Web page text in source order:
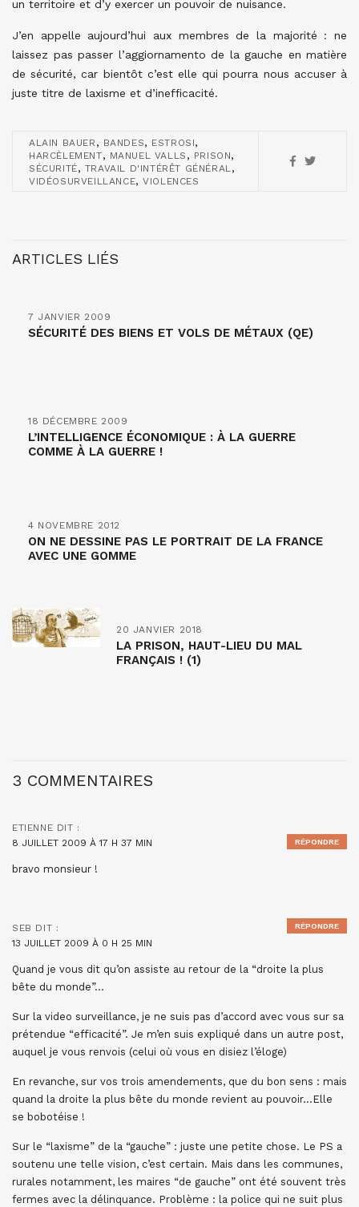
un territoire et d’y exercer un pouvoir de nuisance.
J’en appelle aujourd’hui aux membres de la majorité : ne
laissez pas passer l’aggiornamento de la gauche en matière
de sécurité, car bientôt c’est elle qui pourra nous accuser à
juste titre de laxisme et d’inefficacité.
ALAIN BAUER , BANDES, ESTROSI,
HARCÈLEMENT, MANUEL VALLS , PRISON,
SÉCURITÉ, TRAVAIL D'INTÉRÊT GÉNÉRAL,
VIDÉOSURVEILLANCE,VIOLENCES
ARTICLES LIÉS
7 JANVIER 2009
SÉCURITÉ DES BIENS ET VOLS DE MÉTAUX (QE)
18 DÉCEMBRE 2009
L’INTELLIGENCE ÉCONOMIQUE : À LA GUERRE
COMME À LA GUERRE !
4 NOVEMBRE 2012
ON NE DESSINE PAS LE PORTRAIT DE LA FRANCE
AVEC UNE GOMME
20 JANVIER 2018
LA PRISON, HAUT-LIEU DU MAL
FRANÇAIS ! (1)
3 COMMENTAIRES
ETIENNE DIT :
8 JUILLET 2009 À 17 H 37 MIN
bravo monsieur !
RÉPONDRE
SEB DIT :
13 JUILLET 2009 À 0 H 25 MIN
Quand je vous dit qu’on assiste au retour de la “droite la plus
bête du monde”…
Sur la video surveillance, je ne suis pas d’accord avec vous sur sa
prétendue “efficacité”. Je m’en suis expliqué dans un autre post,
auquel je vous renvois (celui où vous en disiez l’éloge)
En revanche, sur vos trois amendements, que du bon sens : mais
quand la droite la plus bête du monde revient au pouvoir…Elle
se bobotéise !
Sur le “laxisme” de la “gauche” : juste une petite chose. Le PS a
soutenu une telle vision, c’est certain. Mais dans les communes,
rurales notamment, les maires “de gauche” ont été souvent très
fermes avec la délinquance. Problème : la police qui ne suit plus
RÉPONDRE